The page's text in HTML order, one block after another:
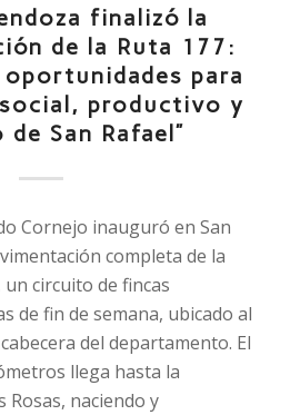
finalizó la
de la Ruta 177:
oportunidades para
productivo y
San Rafael”
Cornejo inauguró en San
completa de la
circuito de fincas
de fin de semana, ubicado al
del departamento. El
llega hasta la
Rosas, naciendo y